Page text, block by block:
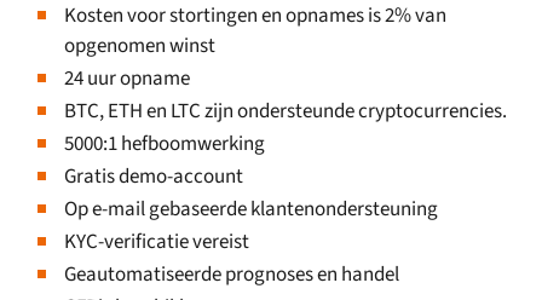
Kosten voor stortingen en opnames is 2% van
opgenomen winst
24 uur opname
BTC, ETH en LTC zijn ondersteunde cryptocurrencies.
5000:1 hefboomwerking
Gratis demo-account
Op e-mail gebaseerde klantenondersteuning
KYC-verificatie vereist
Geautomatiseerde prognoses en handel